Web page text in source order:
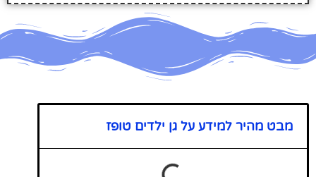
מבט מהיר למידע על גן ילדים טופז